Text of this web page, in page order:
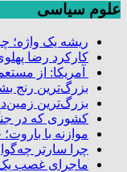
علوم سیاسی
ریشه یک واژه؛
کارکرد رضا
آمریکا: از
بزرگ‌ترین رنج
بزرگ‌ترین
کشوری که در
موازنه با
چرا سارتر
ماجرای غصب یک